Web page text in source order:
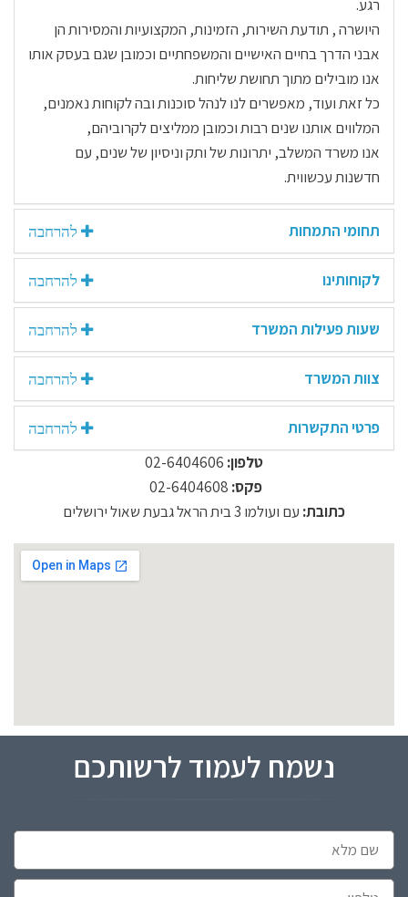
רגע.
היושרה , תודעת השירות, הזמינות, המקצועיות והמסירות הן
אבני הדרך בחיים האישיים והמשפחתיים וכמובן שגם בעסק אותו
אנו מובילים מתוך תחושת שליחות.
כל זאת ועוד, מאפשרים לנו לנהל סוכנות ובה לקוחות נאמנים,
המלווים אותנו שנים רבות וכמובן ממליצים לקרוביהם,
אנו משרד המשלב, יתרונות של ותק וניסיון של שנים, עם
חדשנות עכשווית.
תחומי התמחות
לקוחותינו
שעות פעילות המשרד
צוות המשרד
פרטי התקשרות
טלפון:
פקס: 02-6404608
כתובת: עם ועולמו 3 בית הראל גבעת שאול ירושלים
נשמח לעמוד לרשותכם
שם
מלא
טלפון